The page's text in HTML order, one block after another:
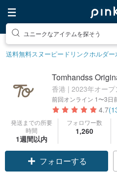
素敵な生活グッズを探そう
送料無料スヌーピー ドリンクホルダー
Tomhandss
香港 | 2023年オープ
前回オンライン 1〜3日
4.7
発送までの所要
時間
1週間以内
フォロワー数
1,260
フォローする